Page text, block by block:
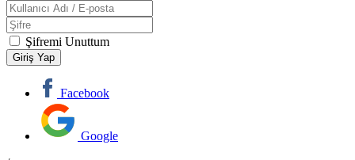
Şifremi Unuttum
Facebook
Google